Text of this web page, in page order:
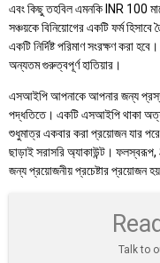
এবং কিছু তহবিল এমনকি INR 100
সঞ্চয়কে বিনিয়োগের একটি ফর্ম
একটি নির্দিষ্ট পরিমাণ সংরক্ষণ করা
অন্যতম গুরুত্বপূর্ণ হাতিয়ার।
এসআইপি আপনাকে আপনার জন্য
পদ্ধতিতে। একটি এসআইপি থাকা
শুধুমাত্র একবার করা প্রয়োজন যার পরে
ছাড়াই সরাসরি অ্যাকাউন্ট।
জন্য প্রয়োজনীয় প্রচেষ্টার প্রয়োজন
Talk to